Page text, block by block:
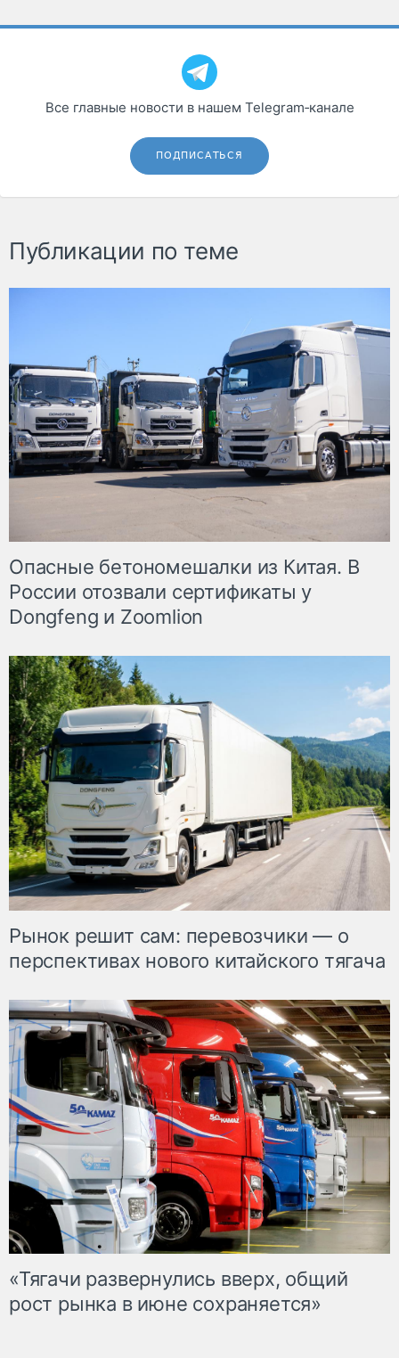
Все главные новости в нашем Telegram‑канале
ПОДПИСАТЬСЯ
Публикации по теме
Опасные бетономешалки из Китая. В
России отозвали сертификаты у
Dongfeng и Zoomlion
Рынок решит сам: перевозчики — о
перспективах нового китайского тягача
«Тягачи развернулись вверх, общий
рост рынка в июне сохраняется»